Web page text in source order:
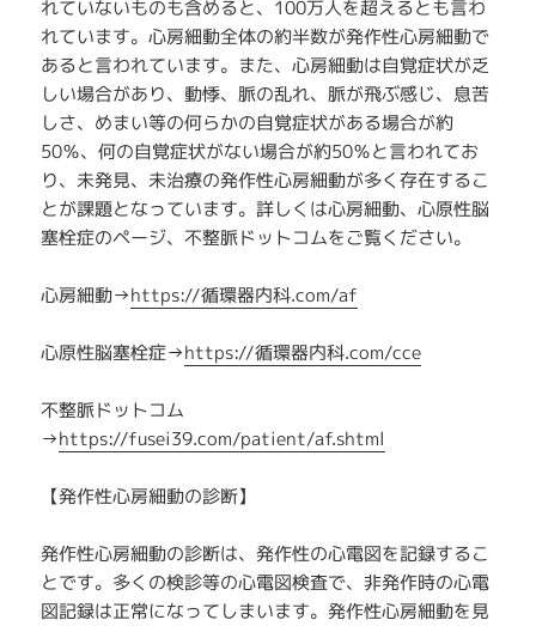
れていないものも含めると、100万人を超えるとも言わ
れています。心房細動全体の約半数が発作性心房細動で
あると言われています。また、心房細動は自覚症状が乏
しい場合があり、動悸、脈の乱れ、脈が飛ぶ感じ、息苦
しさ、めまい等の何らかの自覚症状がある場合が約
50％、何の自覚症状がない場合が約50％と言われてお
り、未発見、未治療の発作性心房細動が多く存在するこ
とが課題となっています。詳しくは心房細動、心原性脳
塞栓症のページ、不整脈ドットコムをご覧ください。
心房細動→https://循環器内科.com/af
心原性脳塞栓症→https://循環器内科.com/cce
不整脈ドットコム
→https://fusei39.com/patient/af.shtml
【発作性心房細動の診断】
発作性心房細動の診断は、発作性の心電図を記録するこ
とです。多くの検診等の心電図検査で、非発作時の心電
図記録は正常になってしまいます。発作性心房細動を見